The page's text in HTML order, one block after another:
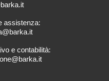
assistenza:
e contabilità: